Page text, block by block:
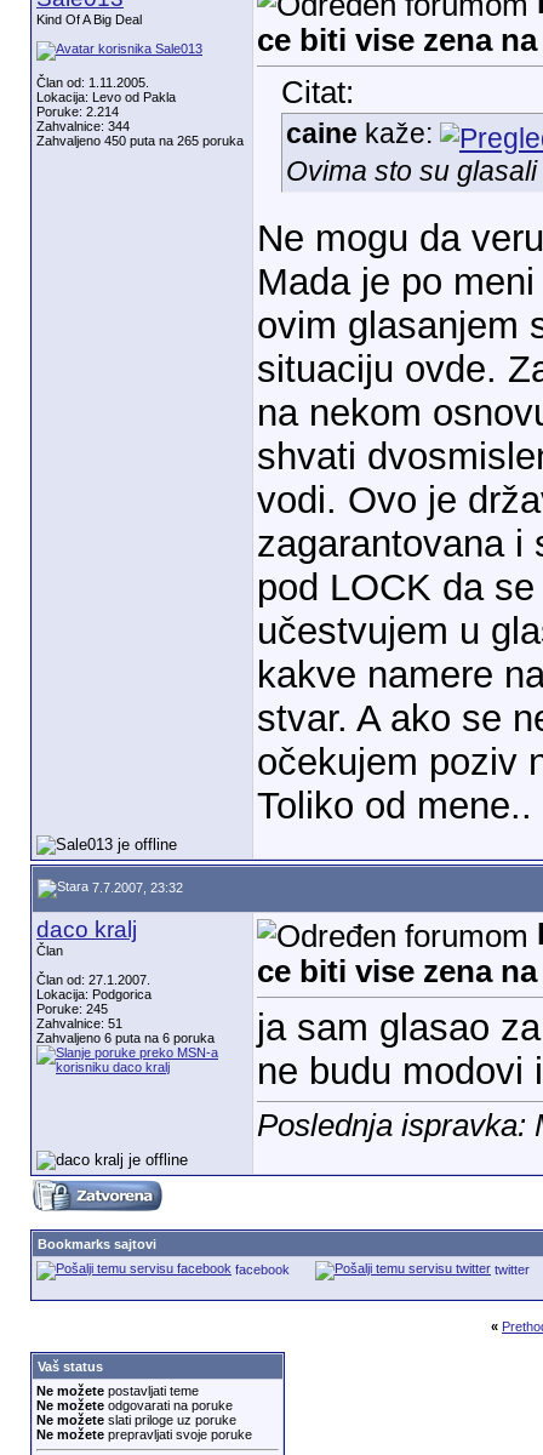
Kind Of A Big Deal
Član od: 1.11.2005.
Lokacija: Levo od Pakla
Poruke: 2.214
Zahvalnice: 344
Zahvaljeno 450 puta na 265 poruka
ce biti vise zena
Citat:
caine kaže:
Ovima sto su
Ne mogu da
Mada je po
ovim glasanjem
situaciju ovde.
na nekom
shvati
vodi. Ovo je
zagarantovana i
pod LOCK da
učestvujem u
kakve namere
stvar. A ako se
očekujem poziv
Toliko od
7.7.2007, 23:32
daco kralj
Član
Član od: 27.1.2007.
Lokacija: Podgorica
Poruke: 245
Zahvalnice: 51
Zahvaljeno 6 puta na 6 poruka
ce biti vise zena
ja sam glasao
ne budu
Poslednja ispravka:
Bookmarks sajtovi
facebook
twitter
«
Vaš status
Ne možetepostavljati teme
Ne možeteodgovarati na poruke
Ne možeteslati priloge uz poruke
Ne možeteprepravljati svoje poruke